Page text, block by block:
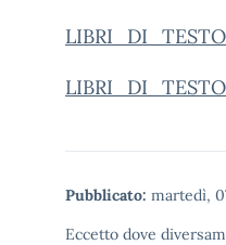
Pubblicato: martedì,
Eccetto dove